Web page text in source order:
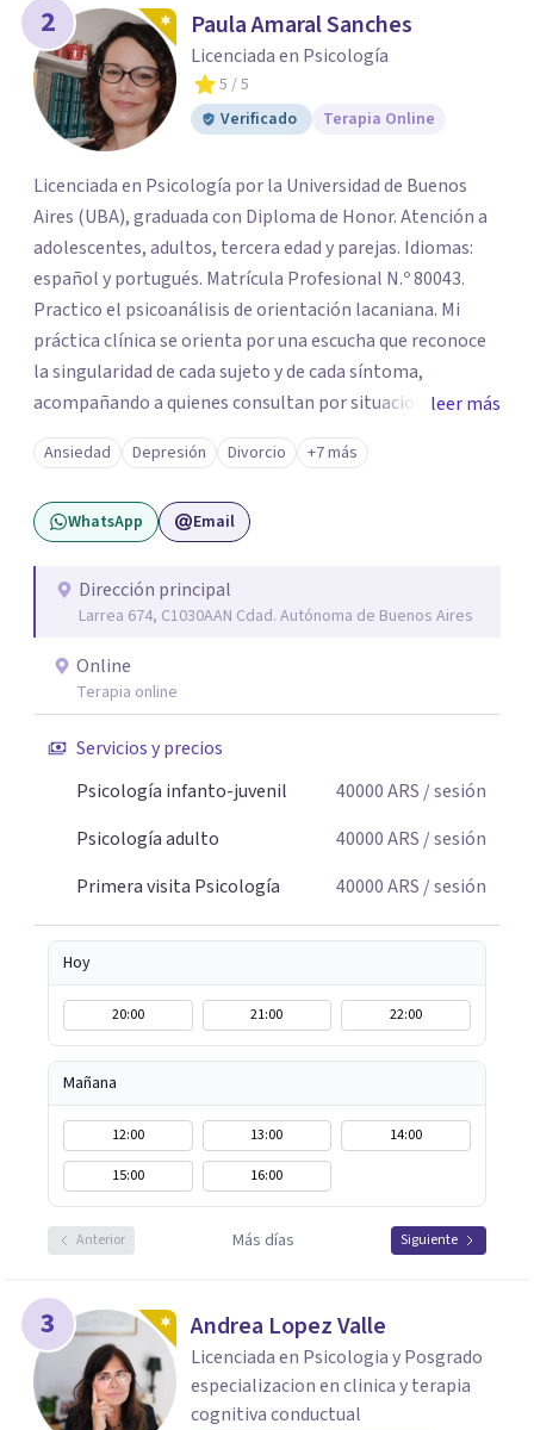
2 Paula Amaral Sanches
Licenciada en Psicología
5 / 5
Verificado
Terapia Online
Licenciada en Psicología por la Universidad de Buenos
Aires (UBA), graduada con Diploma de Honor. Atención a
adolescentes, adultos, tercera edad y parejas. Idiomas:
español y portugués. Matrícula Profesional N.º 80043.
Practico el psicoanálisis de orientación lacaniana. Mi
práctica clínica se orienta por una escucha que reconoce
la singularidad de cada sujeto y de cada síntoma,
acompañando a quienes consultan por situaciones de
angustia, dificultades en los vínculos, inhibiciones,
duelos, crisis vitales, padecimientos subjetivos y otros
modos de malestar. La práctica analítica propone un
espacio de palabra donde cada sujeto pueda interrogar
construcción de una respuesta singular frente a su
malestar.
leer más
Ansiedad Depresión Divorcio +7 más
WhatsApp Email
Dirección principal
Larrea 674, C1030AAN Cdad. Autónoma de Buenos Aires
Online
Terapia online
Servicios y precios
Psicología infanto-juvenil
40000ARS / sesión
Psicología adulto
40000ARS / sesión
Primera visita Psicología
40000ARS / sesión
Hoy
20:00 21:00 22:00
Mañana
12:00 13:00
14:00
15:00
16:00
Anterior Más días Siguiente
3 Andrea Lopez Valle
Licenciada en Psicologia y Posgrado
especializacion en clinica y terapia
cognitiva conductual